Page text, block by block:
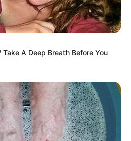
Take A Deep Breath Before You